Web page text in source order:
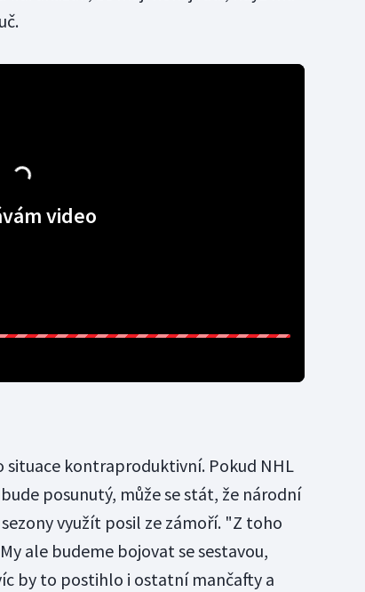
video
situace kontraproduktivní. Pokud NHL
posunutý, může se stát, že národní
využít posil ze zámoří. "Z toho
ale budeme bojovat se sestavou,
by to postihlo i ostatní mančafty a